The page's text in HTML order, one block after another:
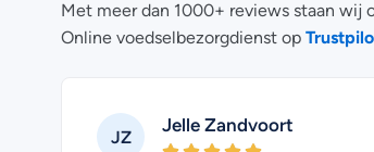
Met meer dan 1000+ reviews staan wij
Online voedselbezorgdienst op
JZ
Jelle Zandvoort